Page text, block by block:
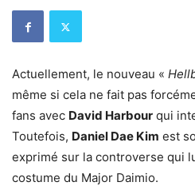
Actuellement, le nouveau «
même si cela ne fait pas
fans avec David Harbour qui
Toutefois, Daniel Dae Kim est
exprimé sur la controverse qui
costume du Major Daimio.